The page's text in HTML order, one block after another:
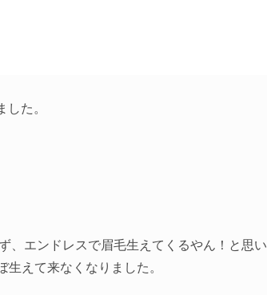
た。
、エンドレスで眉毛生えてくるやん！と思い
えて来なくなりました。